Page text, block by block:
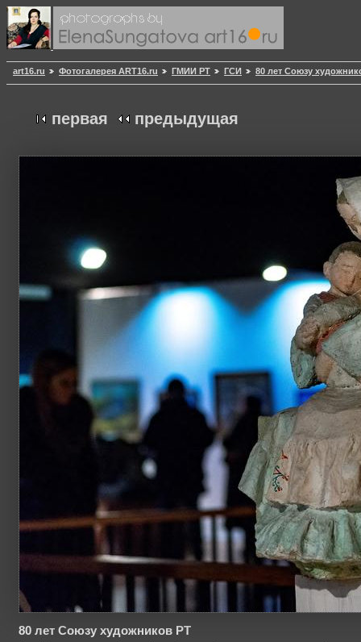
art16.ru Фотогалерея ART16.ru ГМИИ РТ ГСИ 80 лет Союзу
первая предыдущая
80 лет Союзу художников РТ